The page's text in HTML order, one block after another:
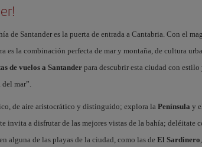
de Santander es la puerta de entrada a Cantabria. Con el
es la combinación perfecta de mar y montaña, de cultura
de vuelos a Santanderpara descubrir esta ciudad con estilo
mar”.
de aire aristocrático y distinguido; explora la Península y
invita a disfrutar de las mejores vistas de la bahía; deléitate
alguna de las playas de la ciudad, como las de El Sardinero